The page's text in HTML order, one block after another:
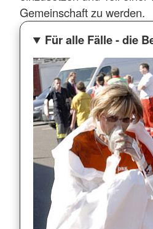
Gemeinschaft zu werden.
Für alle Fälle - die